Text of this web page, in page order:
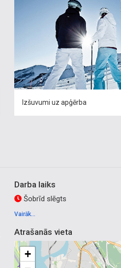
Izšuvumi uz apģērba
Darba laiks
Šobrīd slēgts
Vairāk...
Atrašanās vieta
+